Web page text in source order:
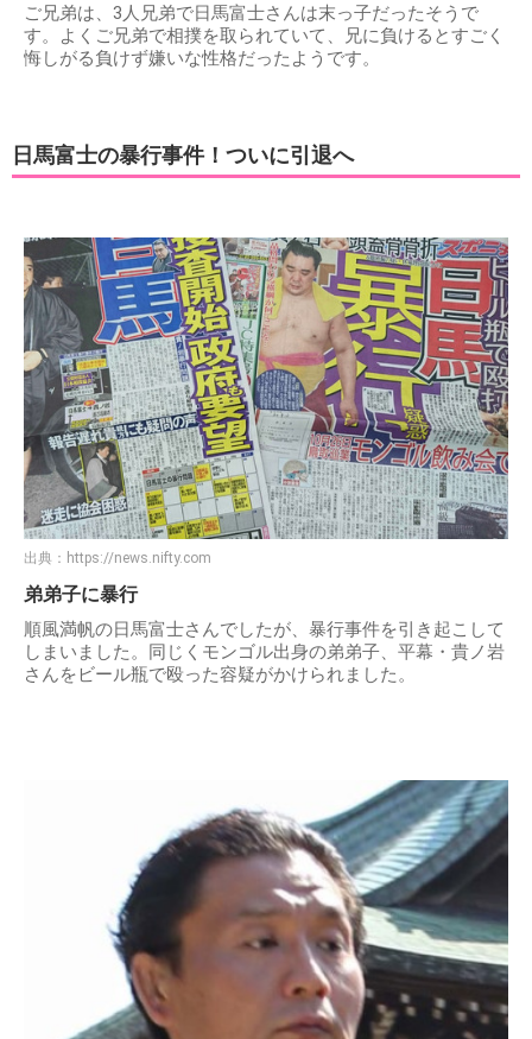
ご兄弟は、3人兄弟で日馬富士さんは末っ子だったそうで
す。よくご兄弟で相撲を取られていて、兄に負けるとすごく
悔しがる負けず嫌いな性格だったようです。
日馬富士の暴行事件！ついに引退へ
出典： https://news.nifty.com
弟弟子に暴行
順風満帆の日馬富士さんでしたが、暴行事件を引き起こして
しまいました。同じくモンゴル出身の弟弟子、平幕・貴ノ岩
さんをビール瓶で殴った容疑がかけられました。